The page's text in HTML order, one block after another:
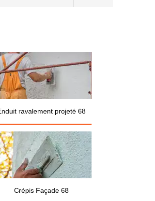
ravalement projeté 68
Crépis Façade 68